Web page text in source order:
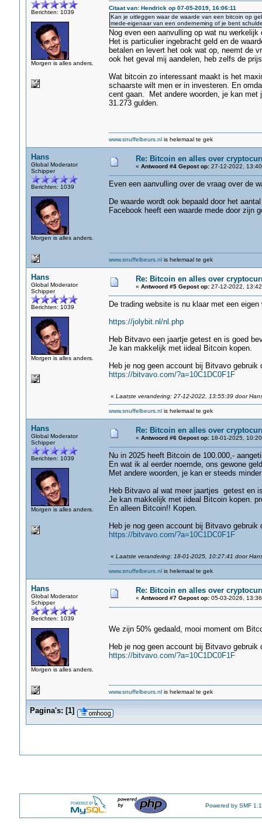
Berichten: 1039
Morgen is alles anders.
Citaat van: Hendrick op 07-05-2019, 16:06:11
Kan je uitleggen waar de waarde van een bitcoin op
mede-eigenaar van een onderneming of je bent
Nog even een aanvulling op wat nu werkelijk
Het is particulier ingebracht geld en de
betalen en levert het ook wat op, neemt de
ook het geval mij aandelen, heb zelfs de
Wat bitcoin zo interessant maakt is het
schaarste wilt men er in investeren. En
cent gaan. Met andere woorden, je kan
31.273 gulden.
www.snuffelbeurs.nlis helemaal te gek
Hans
Global Moderator
Schipper
Berichten: 1039
Morgen is alles anders.
Re: Bitcoin en alles over
« Antwoord #4 Gepost op:27-12-2022,
Even een aanvulling over de vraag over de
De waarde wordt ook bepaald door het
Facebook heeft een waarde mede door zijn
www.snuffelbeurs.nlis helemaal te gek
Hans
Global Moderator
Schipper
Berichten: 1039
Morgen is alles anders.
Re: Bitcoin en alles over
« Antwoord #5 Gepost op:27-12-2022,
De trading website is nu klaar met een
https://jolybit.nl/nl.php
Heb Bitvavo een jaartje getest en is goed
Je kan makkelijk met iideal Bitcoin kopen.
Heb je nog geen account bij Bitvavo
https://bitvavo.com/?a=10C1DC0F1F
« Laatste verandering: 27-12-2022, 13:55:39 door
www.snuffelbeurs.nlis helemaal te gek
Hans
Global Moderator
Schipper
Berichten: 1039
Morgen is alles anders.
Re: Bitcoin en alles over
« Antwoord #6 Gepost op:18-01-2025,
Nu in 2025 heeft Bitcoin de 100.000,-
En wat ik al eerder noemde, ons gewone
Met andere woorden, je kan er steeds
Heb Bitvavo al wat meer jaartjes getest en
Je kan makkelijk met iideal Bitcoin kopen.
En alleen Bitcoin!! Kopen.
Heb je nog geen account bij Bitvavo
https://bitvavo.com/?a=10C1DC0F1F
« Laatste verandering: 18-01-2025, 10:27:41 door
www.snuffelbeurs.nlis helemaal te gek
Hans
Global Moderator
Schipper
Berichten: 1039
Morgen is alles anders.
Re: Bitcoin en alles over
« Antwoord #7 Gepost op:05-03-2026,
We zijn 50% gedaald, mooi moment om
Heb je nog geen account bij Bitvavo
https://bitvavo.com/?a=10C1DC0F1F
www.snuffelbeurs.nlis helemaal te gek
Pagina's: [1]
Powered by SMF